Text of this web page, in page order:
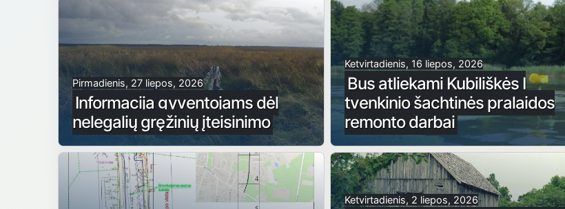
Pirmadienis, 27 liepos, 2026
Informacija gyventojams dėl
nelegalių gręžinių įteisinimo
Ketvirtadienis, 16 liepos, 2026
Bus atliekami Kubiliškės I
tvenkinio šachtinės pralaidos
remonto darbai
Ketvirtadienis, 2 liepos, 2026